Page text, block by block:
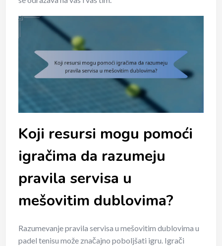
Koji resursi mogu pomoći
igračima da razumeju
pravila servisa u
mešovitim dublovima?
Razumevanje pravila servisa u mešovitim dublovima u
padel tenisu može značajno poboljšati igru. Igrači